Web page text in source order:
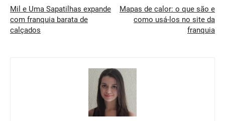
Mil e Uma Sapatilhas expande
com franquia barata de
calçados
Mapas de calor: o que são e
como usá-los no site da
franquia